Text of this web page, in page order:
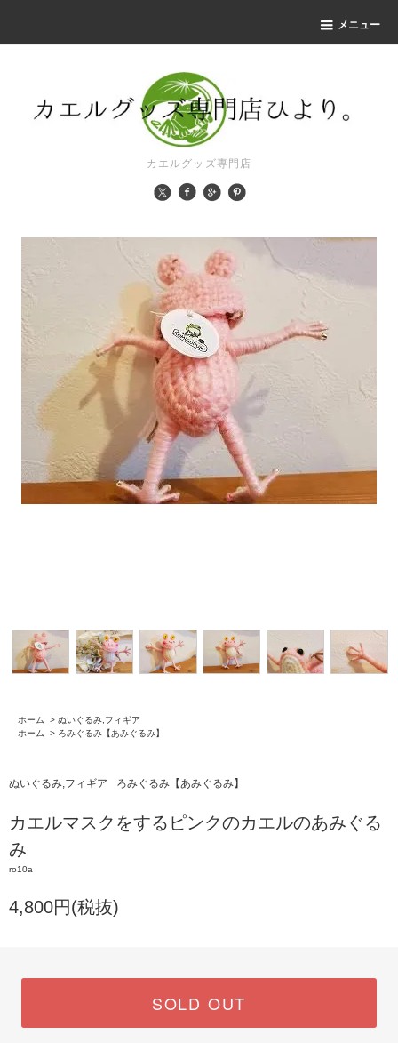
メニュー
カエルグッズ専門店
ホーム > ぬいぐるみ,フィギア
ホーム
> ろみぐるみ【あみぐるみ】
ぬいぐるみ,フィギア ろみぐるみ【あみぐるみ】
カエルマスクをするピンクのカエルのあみぐる
み
ro10a
4,800円(税抜)
SOLD OUT